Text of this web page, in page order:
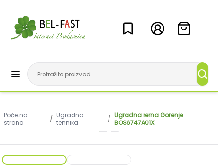
Početna
strana
/ Ugradna
tehnika
/ Ugradna rerna Gorenje
BOS6747A01X